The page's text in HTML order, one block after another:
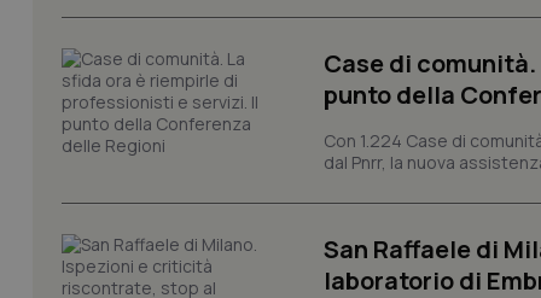
Case di
punto della
Con 1.224 Case di
dal Pnrr, la nuova
San Raffaele di
laboratorio di
_ga_KM60CM4NPH